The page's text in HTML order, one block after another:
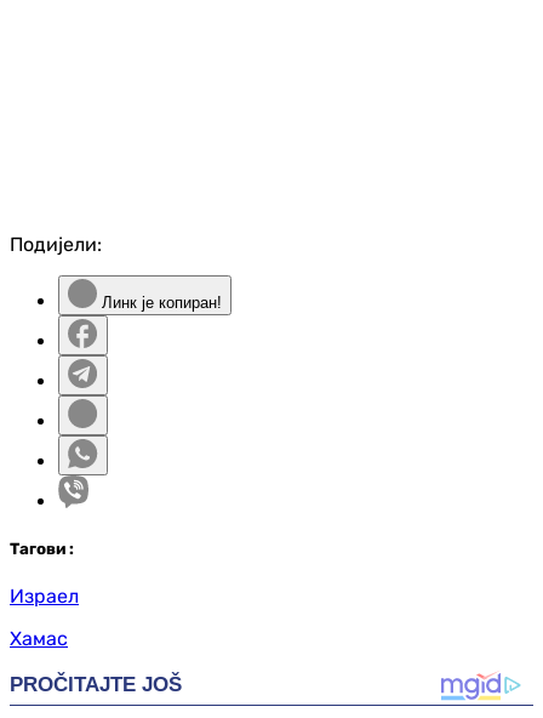
Подијели:
Линк је копиран!
Тагови :
Израел
Хамас